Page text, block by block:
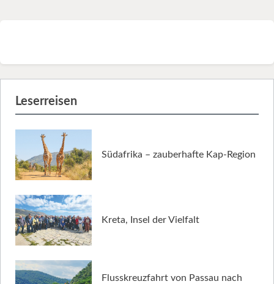
Leserreisen
Südafrika – zauberhafte Kap-Region
Kreta, Insel der Vielfalt
Flusskreuzfahrt von Passau nach